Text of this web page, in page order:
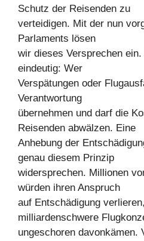
Schutz der Reisenden zu
verteidigen. Mit der nun
Parlaments lösen
wir dieses Versprechen
eindeutig: Wer
Verspätungen oder
Verantwortung
übernehmen und darf die
Reisenden abwälzen. Eine
Anhebung der
genau diesem Prinzip
widersprechen. Millionen
würden ihren Anspruch
auf Entschädigung
milliardenschwere
ungeschoren davonkämen.